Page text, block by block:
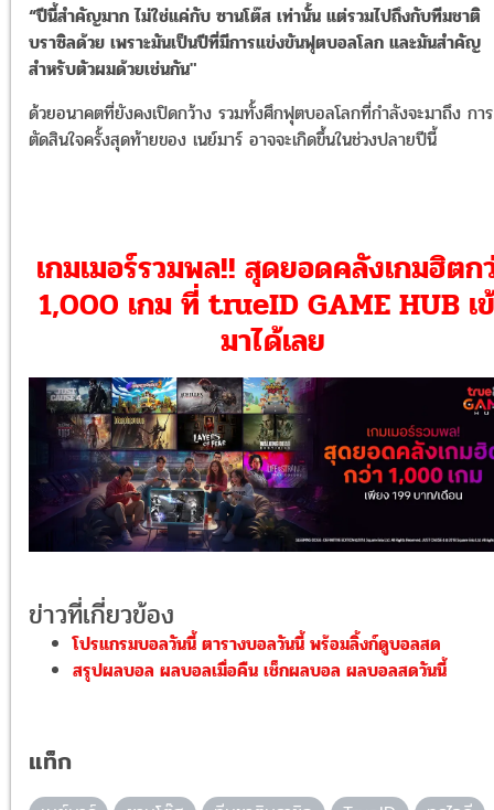
“ปีนี้สำคัญมาก ไม่ใช่แค่กับ ซานโต๊ส เท่านั้น แต่รวมไปถึงกับทีมชาติ
บราซิลด้วย เพราะมันเป็นปีที่มีการแข่งขันฟุตบอลโลก และมันสำคัญ
สำหรับตัวผมด้วยเช่นกัน"
ด้วยอนาคตที่ยังคงเปิดกว้าง รวมทั้งศึกฟุตบอลโลกที่กำลังจะมาถึง การ
ตัดสินใจครั้งสุดท้ายของ เนย์มาร์ อาจจะเกิดขึ้นในช่วงปลายปีนี้
เกมเมอร์รวมพล!! สุดยอดคลังเกมฮิตก
1,000 เกม ที่ trueID GAME HUB เ
มาได้เลย
ข่าวที่เกี่ยวข้อง
โปรแกรมบอลวันนี้ ตารางบอลวันนี้ พร้อมลิ้งก์ดูบอลสด
สรุปผลบอล ผลบอลเมื่อคืน เช็กผลบอล ผลบอลสดวันนี้
แท็ก